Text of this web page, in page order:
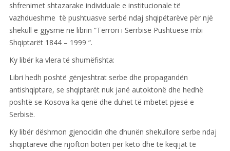
shfrenimet shtazarake individuale e institucionale të
vazhdueshme të pushtuasve serbë ndaj shqipëtarëve për një
shekull e gjysmë në librin “Terrori i Serrbisë Pushtuese mbi
Shqiptarët 1844 – 1999 “.
Ky libër ka vlera të shumëfishta:
Libri hedh poshtë gënjeshtrat serbe dhe propagandën
antishqiptare, se shqiptarët nuk janë autoktonë dhe hedhë
poshtë se Kosova ka qenë dhe duhet të mbetet pjesë e
Serbisë.
Ky libër dëshmon gjenocidin dhe dhunën shekullore serbe ndaj
shqiptarëve dhe njofton botën për këto dhe të këqijat të